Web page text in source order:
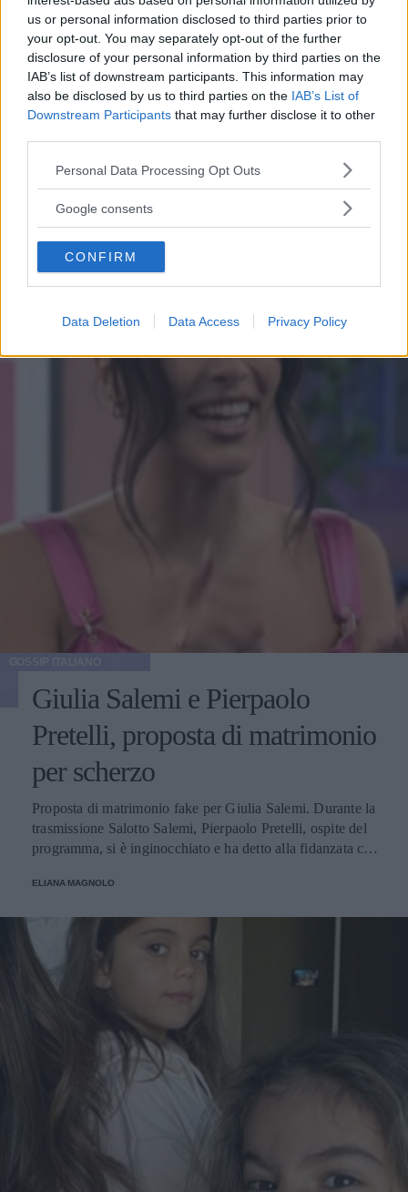
us or personal information disclosed to third parties prior to
your opt-out. You may separately opt-out of the further
disclosure of your personal information by third parties on the
IAB’s list of downstream participants. This information may
also be disclosed by us to third parties on the IAB’s List of
Downstream Participants that may further disclose it to other
Please note that this website/app uses one or more Google
not limited to your visit or usage behaviour. You may click to
use your data for below specified purposes in below Google
consent section.
Personal Data Processing Opt Outs
Google consents
CONFIRM
Data Deletion Data Access Privacy Policy
Francesco Totti e Noemi
Bocchi, primo red carpet di
coppia
affrontano per la prima volta da coppia il red carpet del
che mai!
ELIANA MAGNOLO
Giulia Salemi e Pierpaolo
Pretelli, proposta di matrimonio
per scherzo
Proposta di matrimonio fake per Giulia Salemi. Durante la
trasmissione Salotto Salemi, Pierpaolo Pretelli, ospite del
programma, si è inginocchiato e ha detto alla fidanzata che
cena con lui!
ELIANA MAGNOLO